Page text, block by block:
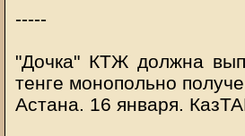
-----
"Дочка" КТЖ должна
тенге монопольно
Астана. 16 января.